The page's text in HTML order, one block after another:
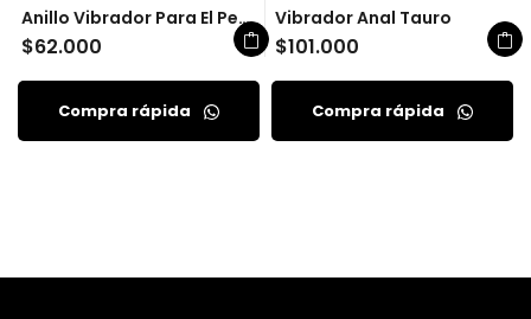
Anillo Vibrador Para El Pene Ciro Camtoyz
$62.000
Compra rápida
Vibrador Anal Tauro
$101.000
Compra rápida